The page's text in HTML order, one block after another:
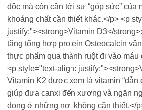
độc mà còn cần tới sự “góp sức” của
khoáng chất cần thiết khác.</p> <p
justify;"><strong>Vitamin D3</
tăng tổng hợp protein Osteocalcin
thực phẩm qua thành ruột đi vào
<p style="text-align:
Vitamin K2 được xem là vitamin “dẫn
giúp đưa canxi đến xương và ngăn
đọng ở những nơi không cần thiết.</